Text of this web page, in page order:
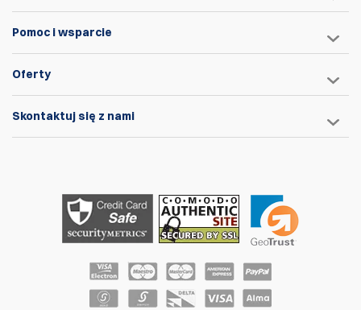
Pomoc i wsparcie
Oferty
Skontaktuj się z nami